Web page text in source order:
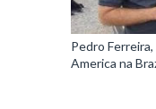
Pedro
America na